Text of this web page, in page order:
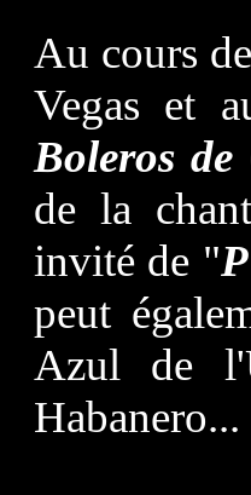
Au cours
Vegas et
Boleros de
de la
invité de "
peut
Azul de
Habanero...